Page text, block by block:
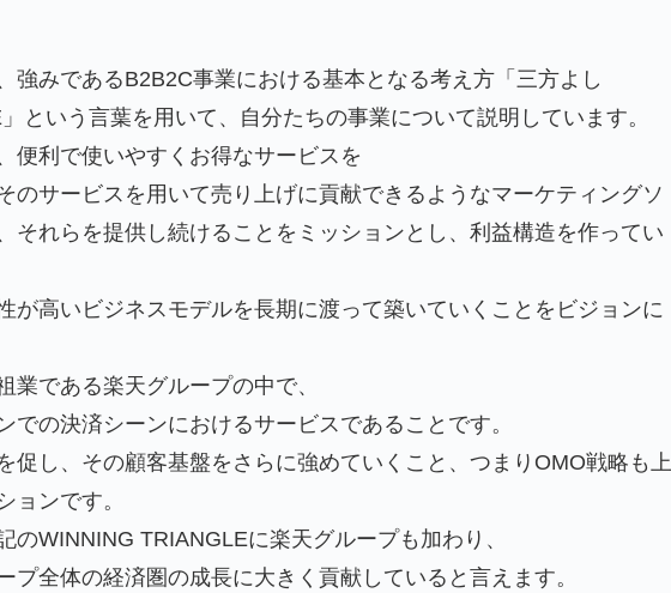
強みであるB2B2C事業における基本となる考え方「三方よし
という言葉を用いて、自分たちの事業について説明しています。
便利で使いやすくお得なサービスを
のサービスを用いて売り上げに貢献できるようなマーケティングソ
それらを提供し続けることをミッションとし、利益構造を作ってい
が高いビジネスモデルを長期に渡って築いていくことをビジョンに
業である楽天グループの中で、
での決済シーンにおけるサービスであることです。
促し、その顧客基盤をさらに強めていくこと、つまりOMO戦略も上
ョンです。
のWINNING TRIANGLEに楽天グループも加わり、
プ全体の経済圏の成長に大きく貢献していると言えます。